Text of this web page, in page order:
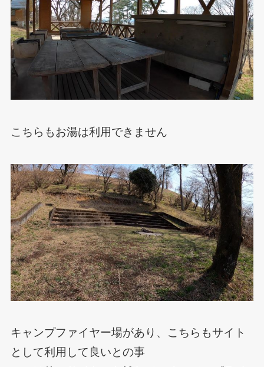
こちらもお湯は利用できません
キャンプファイヤー場があり、こちらもサイト
として利用して良いとの事